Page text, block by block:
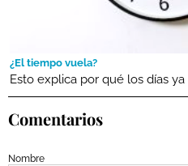
¿El tiempo vuela?
Esto explica por qué los días
Comentarios
Nombre